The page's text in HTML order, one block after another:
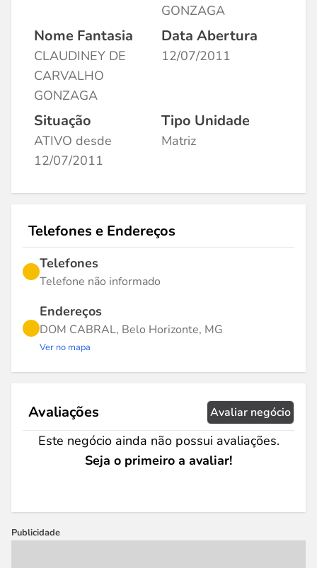
GONZAGA
Nome Fantasia
CLAUDINEY DE
CARVALHO
GONZAGA
Data Abertura
12/07/2011
Situação
ATIVO desde
12/07/2011
Tipo Unidade
Matriz
Telefones e Endereços
Telefones
Telefone não informado
Endereços
DOM CABRAL, Belo Horizonte, MG
Ver no mapa
Avaliações Avaliar negócio
Este negócio ainda não possui avaliações.
Seja o primeiro a avaliar!
Publicidade